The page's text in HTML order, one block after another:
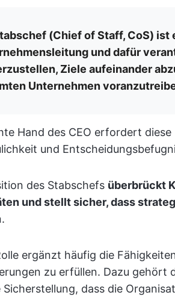
(Chief of Staff, CoS)
und dafür
Ziele aufeinander
Unternehmen
Hand des CEO erfordert
und
des Stabschefs überbrückt
und stellt sicher, dass
ergänzt häufig die
zu erfüllen. Dazu gehört
Sicherstellung, dass die